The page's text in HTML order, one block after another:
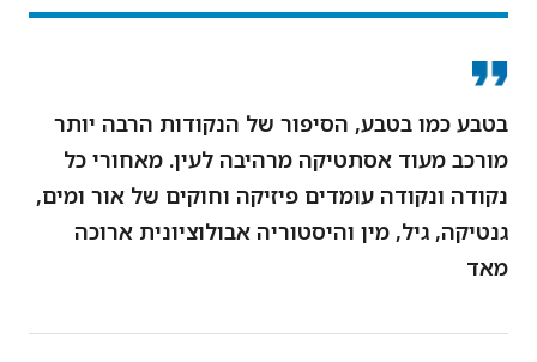
בטבע כמו בטבע, הסיפור של הנקודות הרבה יותר
מורכב מעוד אסתטיקה מרהיבה לעין. מאחורי כל
נקודה ונקודה עומדים פיזיקה וחוקים של אור ומים,
גנטיקה, גיל, מין והיסטוריה אבולוציונית ארוכה
מאד